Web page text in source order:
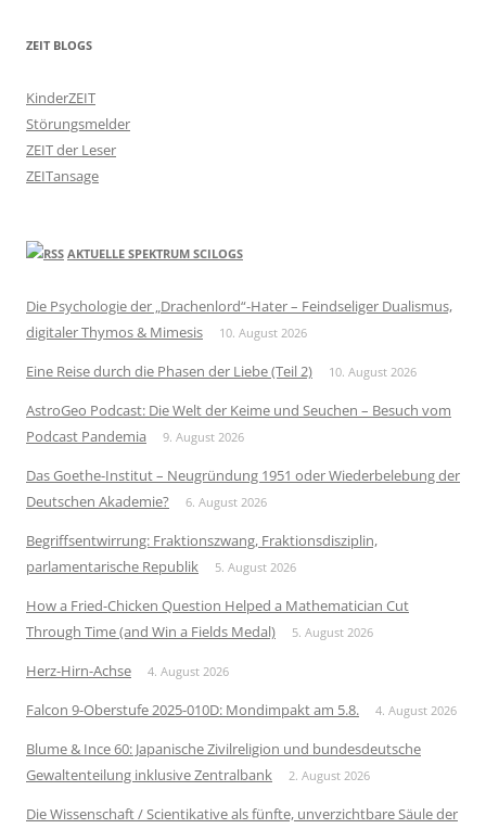
ZEIT BLOGS
KinderZEIT
Störungsmelder
ZEIT der Leser
ZEITansage
AKTUELLE SPEKTRUM SCILOGS
Die Psychologie der „Drachenlord“-Hater – Feindseliger Dualismus,
digitaler Thymos & Mimesis
10. August 2026
Eine Reise durch die Phasen der Liebe (Teil 2) 10. August 2026
AstroGeo Podcast: Die Welt der Keime und Seuchen – Besuch vom
Podcast Pandemia
9. August 2026
Das Goethe-Institut – Neugründung 1951 oder Wiederbelebung der
Deutschen Akademie?
6. August 2026
Begriffsentwirrung: Fraktionszwang, Fraktionsdisziplin,
parlamentarische Republik
5. August 2026
How a Fried-Chicken Question Helped a Mathematician Cut
Through Time (and Win a Fields Medal)
5. August 2026
Herz-Hirn-Achse 4. August 2026
Falcon 9-Oberstufe 2025-010D: Mondimpakt am 5.8. 4. August 2026
Blume & Ince 60: Japanische Zivilreligion und bundesdeutsche
Gewaltenteilung inklusive Zentralbank
2. August 2026
Die Wissenschaft / Scientikative als fünfte, unverzichtbare Säule der